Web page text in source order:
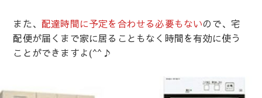
また、配達時間に予定を合わせる必要もないので、宅
配便が届くまで家に居ることもなく時間を有効に使う
ことができますよ(^^♪